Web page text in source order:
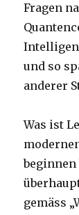
Fragen
und so
anderer
Was ist
beginnen
gemäss